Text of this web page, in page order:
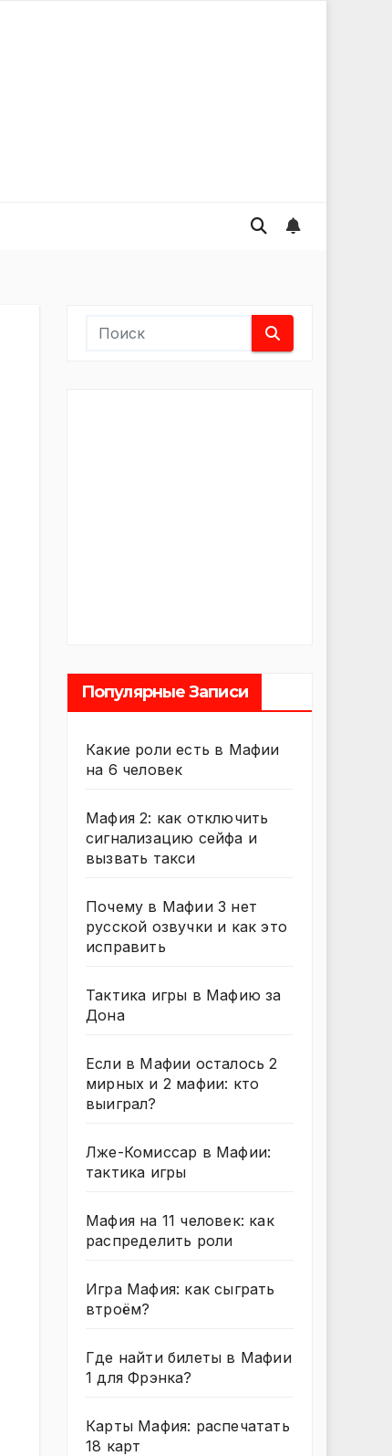
Популярные Записи
Какие роли есть в Мафии
на 6 человек
Мафия 2: как отключить
сигнализацию сейфа и
вызвать такси
Почему в Мафии 3 нет
русской озвучки и как это
исправить
Тактика игры в Мафию за
Дона
Если в Мафии осталось 2
мирных и 2 мафии: кто
выиграл?
Лже-Комиссар в Мафии:
тактика игры
Мафия на 11 человек: как
распределить роли
Игра Мафия: как сыграть
втроём?
Где найти билеты в Мафии
1 для Фрэнка?
Карты Мафия: распечатать
18 карт